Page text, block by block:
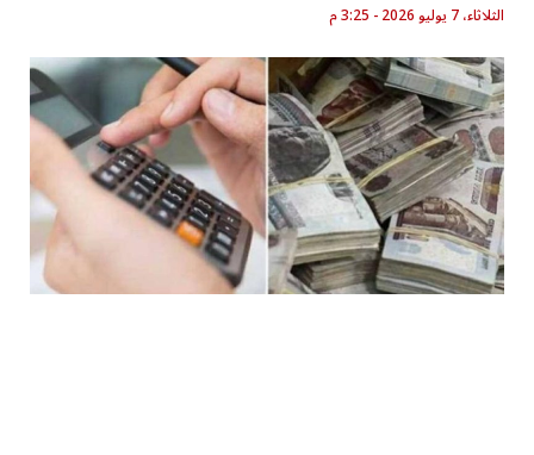
الثلاثاء، 7 يوليو 2026 - 3:25 م